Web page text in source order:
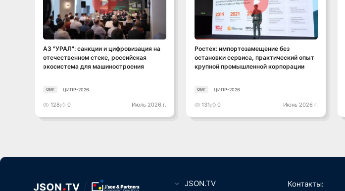
Смотреть видео
АЗ "УРАЛ": санкции и цифровизация на
отечественном стеке, российская
экосистема для машиностроения
ОМГ ЦИПР-2026
128 0 Июль 2026 г.
Смотреть видео
Ростех: импортозамещение без
остановки сервиса, практический опыт
крупной промышленной корпорации
ОМГ ЦИПР-2026
131 0 Июнь 2026 г.
JSON.TV Контакты: